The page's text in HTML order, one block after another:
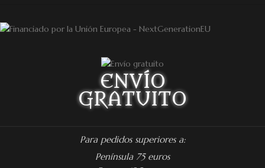
ENVÍO
GRATUITO
Para pedidos superiores a:
Península 75 euros